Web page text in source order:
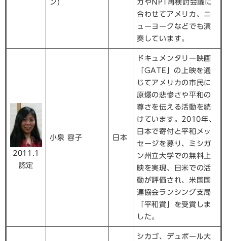
ン)
カやNPT再検討会議に
合わせてアメリカ、ニ
ューヨークなどでも演
奏しています。
2011.1
認定
小泉 容子 日本
ドキュメンタリー映画
「GATE」の上映を通
じてアメリカの市民に
原爆の悲惨さや平和の
尊さを伝える活動を続
けています。2010年、
日本で寄付と平和メッ
セージを募り、ミシガ
ン州立大学での無料上
映を実現、日米での活
動が評価され、米国国
連協会ランシング支局
「平和賞」を受賞しま
した。
シカゴ、デュポール大